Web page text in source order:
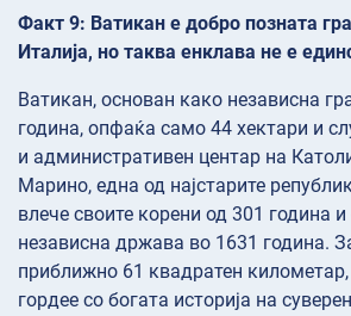
Факт 9: Ватикан е добро позната
Италија, но таква енклава не е
Ватикан, основан како независна
година, опфаќа само 44 хектари и
и административен центар на
Марино, една од најстарите
влече своите корени од 301 година
независна држава во 1631 година.
приближно 61 квадратен
гордее со богата историја на